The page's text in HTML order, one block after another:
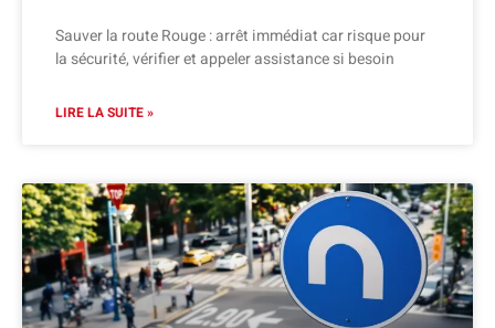
Sauver la route Rouge : arrêt immédiat car risque pour
la sécurité, vérifier et appeler assistance si besoin
LIRE LA SUITE »